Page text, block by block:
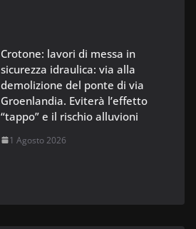
Crotone: lavori di messa in
sicurezza idraulica: via alla
demolizione del ponte di via
Groenlandia. Eviterà l’effetto
“tappo” e il rischio alluvioni
1 Agosto 2026